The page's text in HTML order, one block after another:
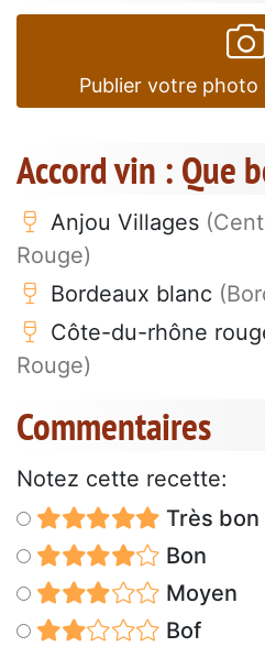
Publier votre
Accord vin : Que
Anjou Villages
Rouge)
Bordeaux blanc
Côte-du-rhône
Rouge)
Commentaires
Notez cette recette:
Très bon
Bon
Moyen
Bof